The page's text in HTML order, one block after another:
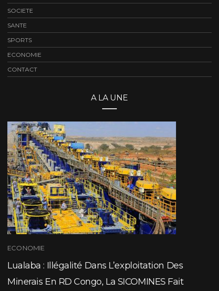
SOCIETE
SANTE
SPORTS
ECONOMIE
CONTACT
A LA UNE
ECONOMIE
Lualaba : Illégalité Dans L’exploitation Des
Minerais En RD Congo, La SICOMINES Fait